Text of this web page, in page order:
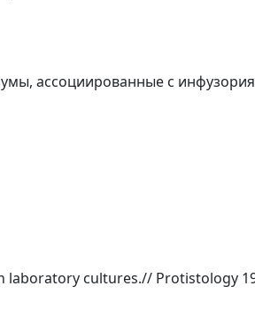
ассоциированные с
laboratory cultures.// Protistology